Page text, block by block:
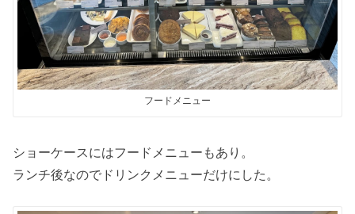
フードメニュー
ショーケースにはフードメニューもあり。
ランチ後なのでドリンクメニューだけにした。